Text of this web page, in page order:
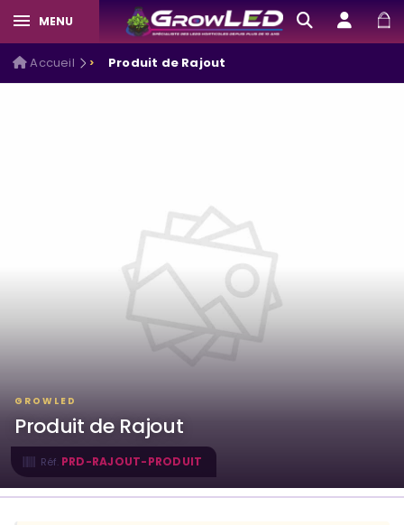
MENU
Accueil Produit de Rajout
GROWLED
Produit de Rajout
Réf. PRD-RAJOUT-PRODUIT